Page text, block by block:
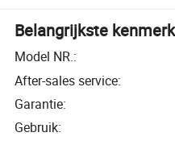
Belangrijkste
Model NR.:
After-sales service:
Garantie:
Gebruik: